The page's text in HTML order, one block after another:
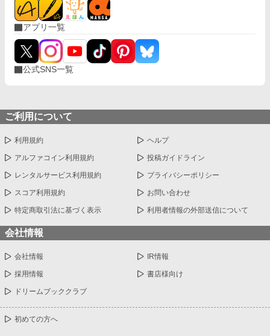
アプリ一覧
公式SNS一覧
ご利用について
利用規約 ヘルプ
アルファコイン利用規約 投稿ガイドライン
レンタルサービス利用規約 プライバシーポリシー
スコア利用規約 お問い合わせ
特定商取引法に基づく表示 利用者情報の外部送信について
会社情報
会社情報 IR情報
採用情報 書店様向け
ドリームブッククラブ
初めての方へ